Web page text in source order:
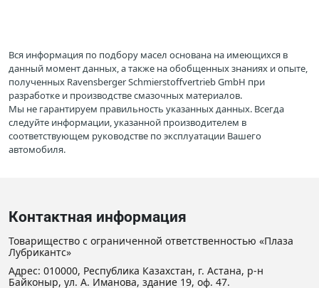
Вся информация по подбору масел основана на имеющихся в
данный момент данных, а также на обобщенных знаниях и опыте,
полученных Ravensberger Schmierstoffvertrieb GmbH при
разработке и производстве смазочных материалов.
Мы не гарантируем правильность указанных данных. Всегда
следуйте информации, указанной производителем в
соответствующем руководстве по эксплуатации Вашего
автомобиля.
Контактная информация
Товарищество с ограниченной ответственностью «Плаза
Лубрикантс»
Адрес: 010000, Республика Казахстан, г. Астана, р-н
Байконыр, ул. А. Иманова, здание 19, оф. 47.